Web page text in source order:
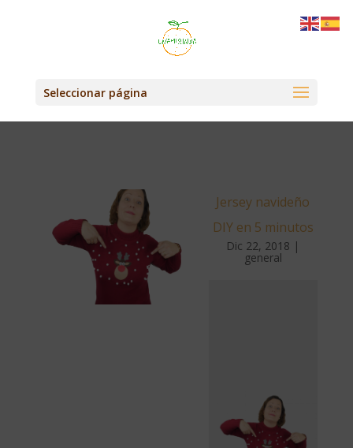
Seleccionar página
Jersey navideño
DIY en 5 minutos
Dic 22, 2018 |
general